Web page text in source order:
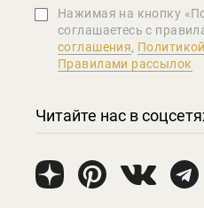
Нажимая на кнопку
соглашаетеcь с
соглашения,
Правилами рассылок
Читайте нас в